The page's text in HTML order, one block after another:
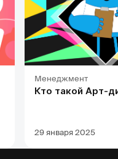
Менеджмент
Кто такой Арт-
29 января 2025